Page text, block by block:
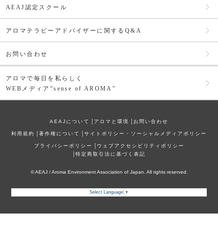
AEAJ認定スクール
アロマテラピーアドバイザーに関するQ&A
お問い合わせ
アロマで毎日を私らしく
WEBメディア“sense of AROMA”
AEAJについて アロマと環境 お問い合わせ
利⽤規約 著作権について サイトポリシー・ソーシャルメディアポリシー
プライバシーポリシー
ウェブアクセシビリティポリシー
特定商取引法に基づく表記
© AEAJ / Aroma Environment Association of Japan. All rights reserved.
Select Language ▼